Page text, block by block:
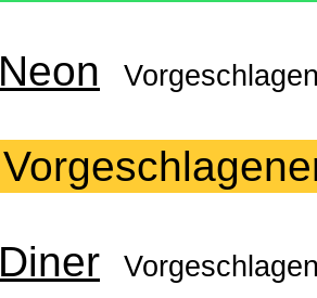
Neon
Diner